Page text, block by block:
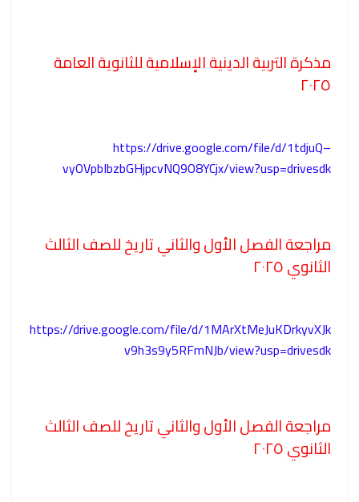
مذكرة التربية الدينية الإسلامية للثانوية العامة
٢٠٢٥
https://drive.google.com/file/d/1tdjuQ–
vyOVpbIbzbGHjpcvNQ9O8YCjx/view?usp=drivesdk
مراجعة الفصل الأول والثاني تاريخ للصف الثالث
الثانوي ٢٠٢٥
https://drive.google.com/file/d/1MArXtMeJuKDrkyvXJk
v9h3s9y5RFmNJb/view?usp=drivesdk
مراجعة الفصل الأول والثاني تاريخ للصف الثالث
الثانوي ٢٠٢٥